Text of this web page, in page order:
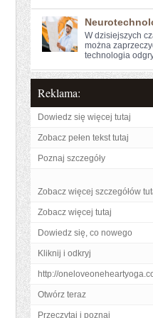
W dzisiejszych
można
technologia
Reklama:
Dowiedz się więcej tutaj
Zobacz pełen tekst tutaj
Poznaj szczegóły
Zobacz więcej szczegółów
Zobacz więcej tutaj
Dowiedz się, co nowego
Kliknij i odkryj
http://
Otwórz teraz
Przeczytaj i poznaj